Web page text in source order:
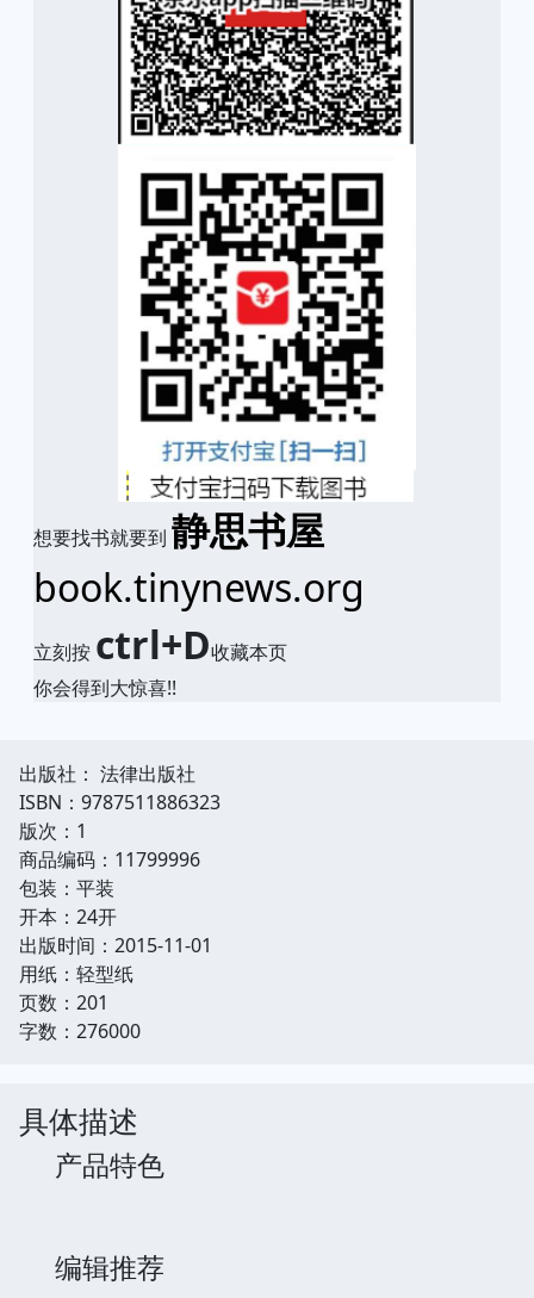
想要找书就要到 静思书屋
book.tinynews.org
立刻按 ctrl+D收藏本页
你会得到大惊喜!!
出版社： 法律出版社
ISBN：9787511886323
版次：1
商品编码：11799996
包装：平装
开本：24开
出版时间：2015-11-01
用纸：轻型纸
页数：201
字数：276000
具体描述
产品特色
编辑推荐